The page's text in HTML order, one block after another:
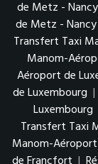
de Metz - Nancy
de Metz - Nancy
Transfert Taxi
Manom-
Aéroport de
de Luxembourg |
Luxembourg
Transfert Taxi
Manom-